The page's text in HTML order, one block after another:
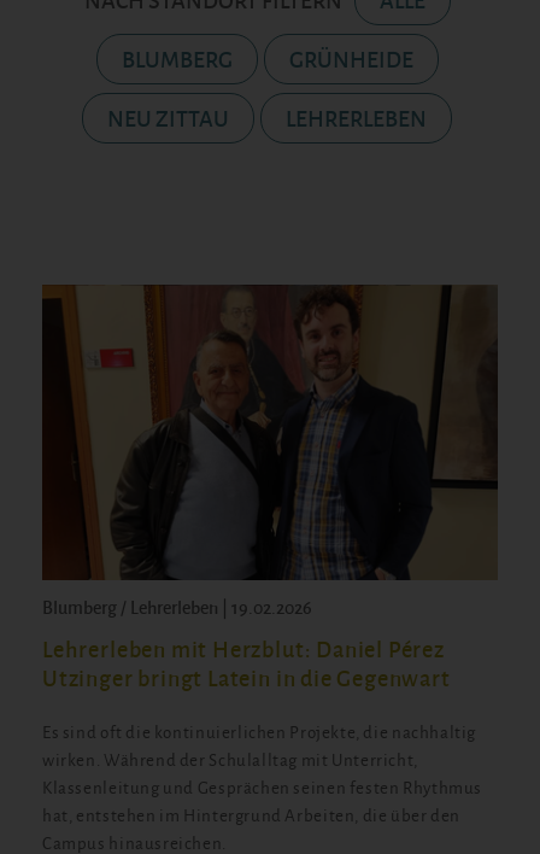
BLUMBERG GRÜNHEIDE
NEU ZITTAU LEHRERLEBEN
Blumberg / Lehrerleben | 19.02.2026
Lehrerleben mit Herzblut: Daniel Pérez
Utzinger bringt Latein in die Gegenwart
Es sind oft die kontinuierlichen Projekte, die nachhaltig
wirken. Während der Schulalltag mit Unterricht,
Klassenleitung und Gesprächen seinen festen Rhythmus
hat, entstehen im Hintergrund Arbeiten, die über den
Campus hinausreichen.